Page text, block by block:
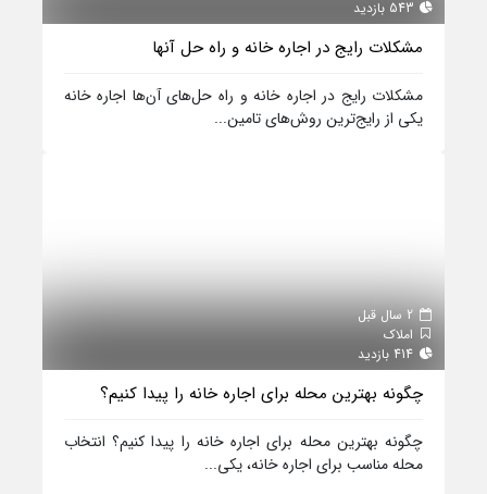
مشکلات رایج در اجاره خانه و راه حل آنها
مشکلات رایج در اجاره خانه و راه حل‌های آن‌ها اجاره خانه
یکی از رایج‌ترین روش‌های تامین...
املاک
چگونه بهترین محله برای اجاره خانه را پیدا کنیم؟
چگونه بهترین محله برای اجاره خانه را پیدا کنیم؟ انتخاب
محله مناسب برای اجاره خانه، یکی...